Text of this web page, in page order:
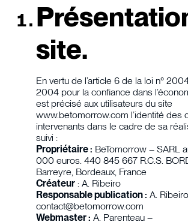
site.
En vertu de l’article 6 de la loi n°
2004 pour la confiance dans
est précisé aux utilisateurs du site
www.betomorrow.com l’identité des
intervenants dans le cadre de sa
suivi :
Propriétaire : BeTomorrow – SARL
000 euros. 440 845 667 R.C.S.
Barreyre, Bordeaux, France
Créateur : A. Ribeiro
Responsable publication : A.
contact@betomorrow.com
Webmaster : A. Parenteau –